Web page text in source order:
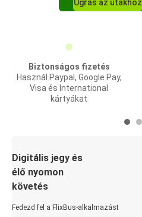
Ugrás az utakhoz
Biztonságos fizetés
Használ Paypal, Google Pay,
Visa és International
kártyákat
Digitális jegy és
élő nyomon
követés
Fedezd fel a FlixBus-alkalmazást